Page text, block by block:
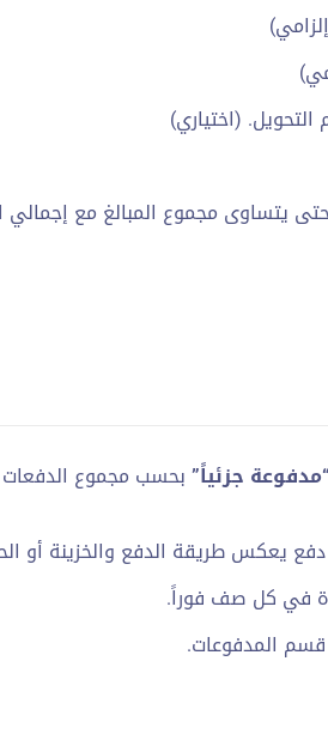
(اختياري)
يتساوى مجموع المبالغ مع إجمالي
“مدفوعة جزئياً”بحسب مجموع الدفعات
يعكس طريقة الدفع والخزينة أو
في كل صف فوراً.
المدفوعات.